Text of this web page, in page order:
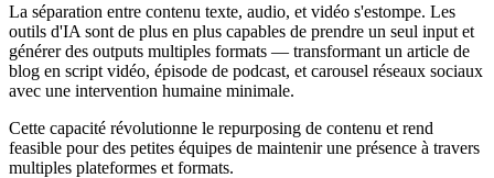
La séparation entre contenu texte, audio, et vidéo s'estompe. Les
outils d'IA sont de plus en plus capables de prendre un seul input et
générer des outputs multiples formats — transformant un article de
blog en script vidéo, épisode de podcast, et carousel réseaux sociaux
avec une intervention humaine minimale.
Cette capacité révolutionne le repurposing de contenu et rend
feasible pour des petites équipes de maintenir une présence à travers
multiples plateformes et formats.